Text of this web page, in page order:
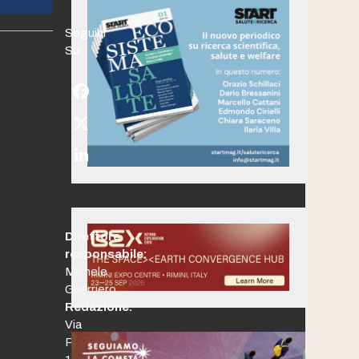
Seguici
Su:
Facebook
Twitter
(deprecated)
LinkedIn
Direttore
responsabile:
Michele
Guerriero
Redazione:
Via
Po,